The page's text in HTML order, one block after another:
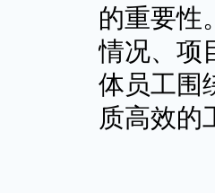
的重要性
情况、项
体员工围
质高效的